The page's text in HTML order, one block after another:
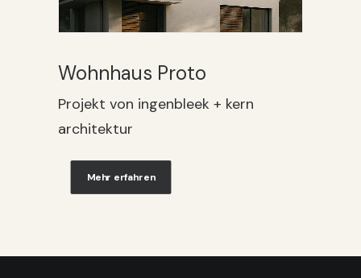
Wohnhaus Proto
Projekt von ingenbleek + kern
architektur
Mehr erfahren